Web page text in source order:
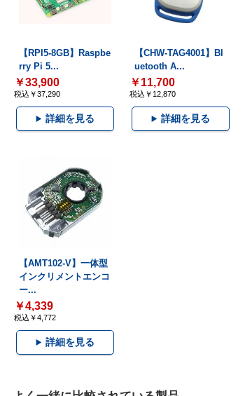
【RPI5-8GB】Raspbe
rry Pi 5...
￥33,900
税込￥37,290
詳細を見る
【CHW-TAG4001】Bl
uetooth A...
￥11,700
税込￥12,870
詳細を見る
【AMT102-V】一体型
インクリメントエンコ
ー...
￥4,339
税込￥4,772
詳細を見る